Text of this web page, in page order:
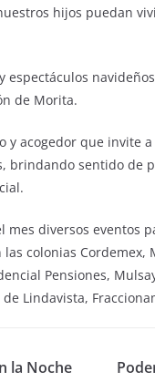
hijos puedan
de Morita.
y acogedor que
brindando sentido
diversos eventos
colonias
Pensiones,
Lindavista,
la Noche